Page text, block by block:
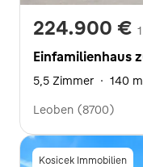
224.900 €
Einfamilienhaus
5,5 Zimmer · 140
Leoben (8700)
Kosicek Immobilien